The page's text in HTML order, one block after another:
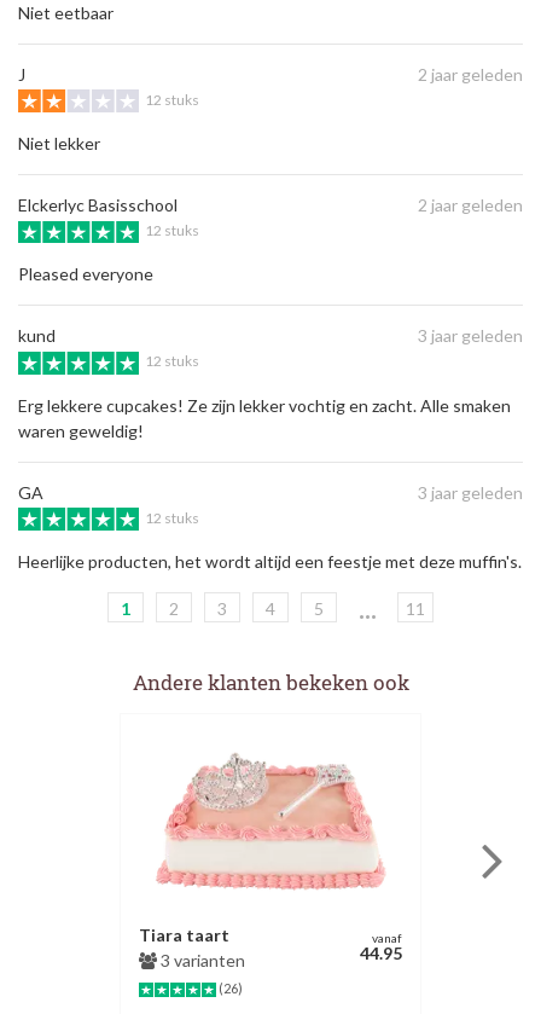
Niet eetbaar
J 2 jaar geleden
12 stuks
Niet lekker
Elckerlyc Basisschool 2 jaar geleden
12 stuks
Pleased everyone
kund 3 jaar geleden
12 stuks
Erg lekkere cupcakes! Ze zijn lekker vochtig en zacht. Alle smaken
waren geweldig!
GA 3 jaar geleden
12 stuks
Heerlijke producten, het wordt altijd een feestje met deze muffin's.
1 2 3 4 5 ... 11
Andere klanten bekeken ook
Tiara taart
3 varianten
(26)
vanaf
44.95